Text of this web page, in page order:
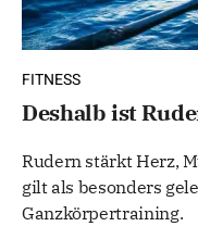
FITNESS
Deshalb ist
Rudern stärkt Herz,
gilt als besonders
Ganzkörpertraining.